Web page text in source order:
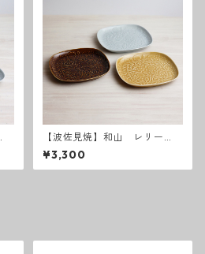
【波佐見焼】和山 レリー
フ・フラワーパレード 盛皿
¥3,300